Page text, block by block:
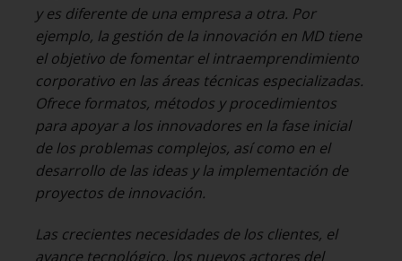
y es diferente de una empresa a otra. Por
ejemplo, la gestión de la innovación en MD tiene
el objetivo de fomentar el intraemprendimiento
corporativo en las áreas técnicas especializadas.
Ofrece formatos, métodos y procedimientos
para apoyar a los innovadores en la fase inicial
de los problemas complejos, así como en el
desarrollo de las ideas y la implementación de
proyectos de innovación.
Las crecientes necesidades de los clientes, el
avance tecnológico, los nuevos actores del